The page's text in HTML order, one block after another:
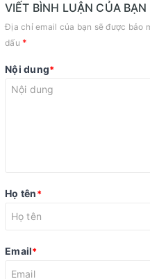
VIẾT BÌNH LUẬN CỦA BẠN
Địa chỉ email của bạn sẽ được bảo
dấu *
Nội dung*
Họ tên*
Email*